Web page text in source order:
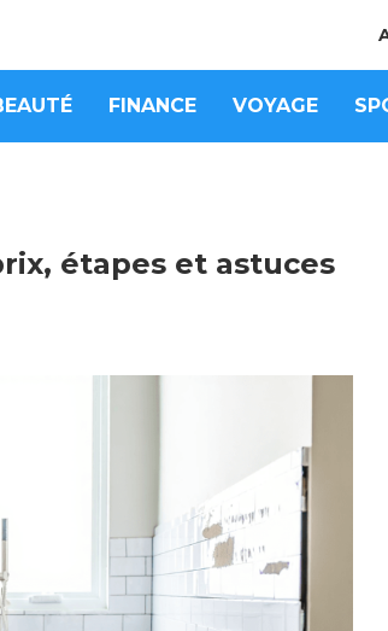
FINANCE VOYAGE
étapes et astuces